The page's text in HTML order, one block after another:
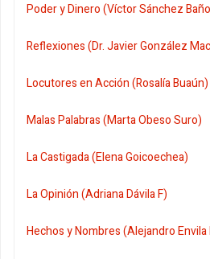
Poder y Dinero (Víctor Sánchez
Reflexiones (Dr. Javier González
Locutores en Acción (Rosalía Buaún)
Malas Palabras (Marta Obeso Suro)
La Castigada (Elena Goicoechea)
La Opinión (Adriana Dávila F)
Hechos y Nombres (Alejandro Envila